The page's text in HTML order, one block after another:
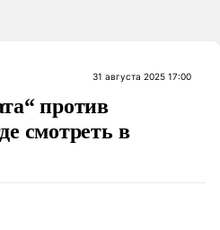
31 августа 2025 17:00
против
смотреть в